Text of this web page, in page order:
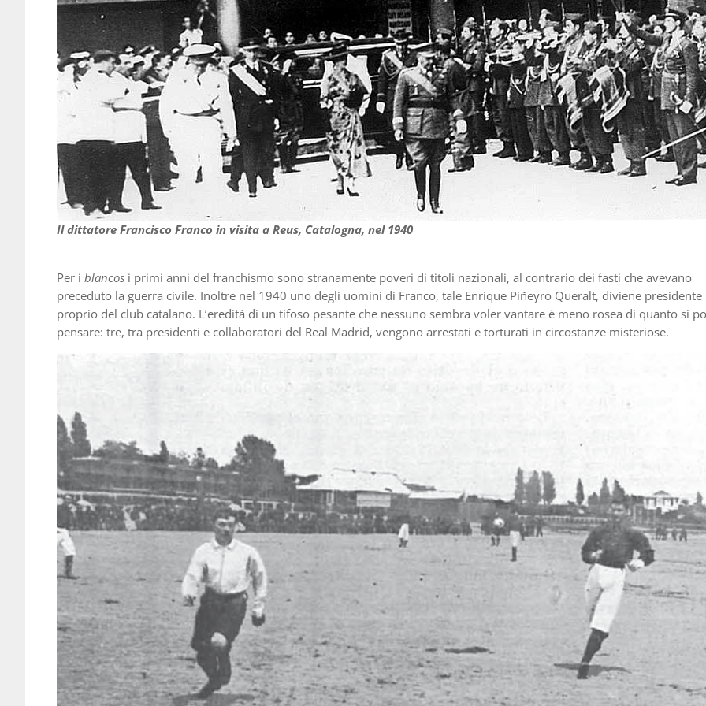
Il dittatore Francisco Franco in visita a Reus, Catalogna, nel 1940
Per i blancos i primi anni del franchismo sono stranamente poveri di titoli nazionali, al contrario dei fasti che avevano
preceduto la guerra civile. Inoltre nel 1940 uno degli uomini di Franco, tale Enrique Piñeyro Queralt, diviene presidente
proprio del club catalano. L’eredità di un tifoso pesante che nessuno sembra voler vantare è meno rosea di quanto si
pensare: tre, tra presidenti e collaboratori del Real Madrid, vengono arrestati e torturati in circostanze misteriose.